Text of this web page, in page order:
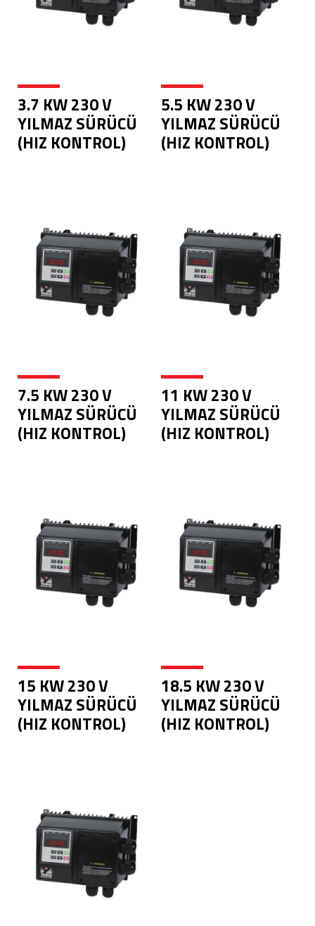
3.7 KW 230 V
YILMAZ SÜRÜCÜ
(HIZ KONTROL)
5.5 KW 230 V
YILMAZ SÜRÜCÜ
(HIZ KONTROL)
7.5 KW 230 V
YILMAZ SÜRÜCÜ
(HIZ KONTROL)
11 KW 230 V
YILMAZ SÜRÜCÜ
(HIZ KONTROL)
15 KW 230 V
YILMAZ SÜRÜCÜ
(HIZ KONTROL)
18.5 KW 230 V
YILMAZ SÜRÜCÜ
(HIZ KONTROL)